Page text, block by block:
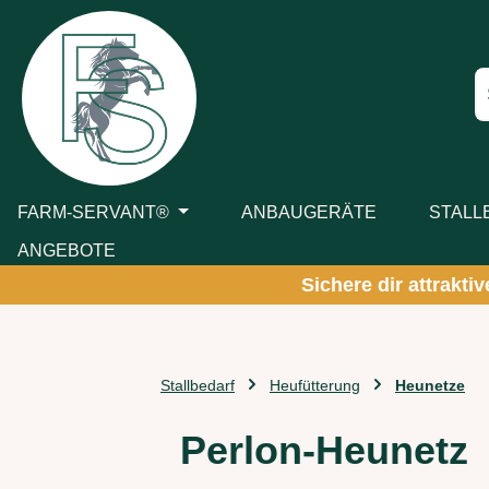
Hauptinhalt springen
Zur Suche springen
Zur Hauptnavigation springen
FARM-SERVANT® ANBAUGERÄTE
ANGEBOTE
Sichere dir
Stallbedarf Heufütterung Heunetze
Perlon-Heunetz